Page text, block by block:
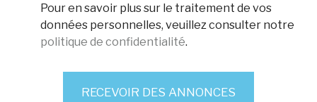
Pour en savoir plus sur le traitement de vos
données personnelles, veuillez consulter notre
politique de confidentialité.
RECEVOIR DES ANNONCES